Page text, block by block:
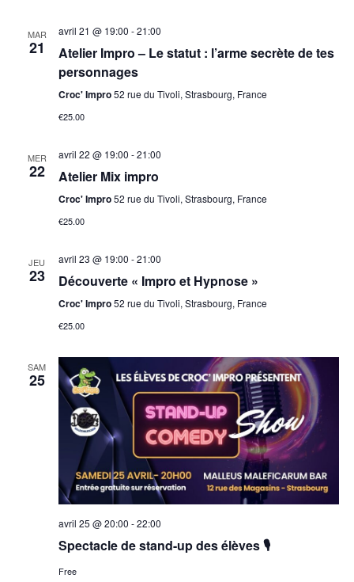
MAR
21
avril 21 @ 19:00 -21:00
Atelier Impro – Le statut : l’arme secrète de tes
personnages
Croc' Impro52 rue du Tivoli, Strasbourg, France
€25.00
MER
22
avril 22 @ 19:00 -21:00
Atelier Mix impro
Croc' Impro52 rue du Tivoli, Strasbourg, France
€25.00
JEU
23
avril 23 @ 19:00 -21:00
Découverte « Impro et Hypnose »
Croc' Impro52 rue du Tivoli, Strasbourg, France
€25.00
SAM
25
avril 25 @ 20:00 -22:00
Spectacle de stand-up des élèves 🎙
Free